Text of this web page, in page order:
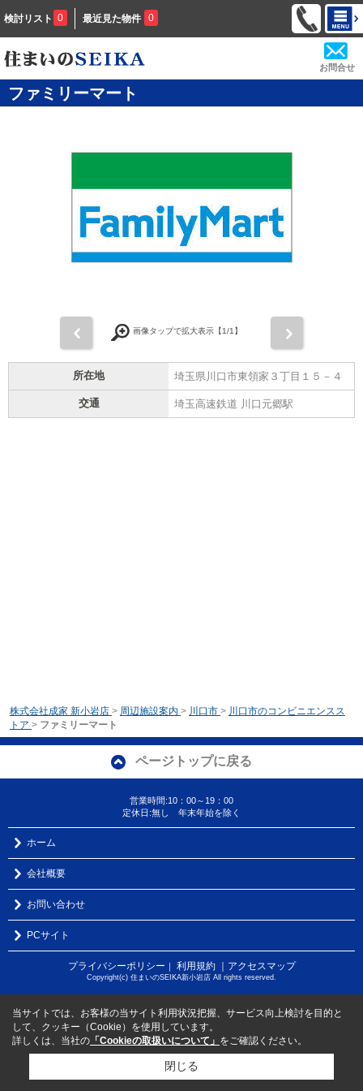
検討リスト 0 最近見た物件 0
お問合せ
ファミリーマート
画像タップで拡大表示【1/1】
所在地 埼玉県川口市東領家３丁目１５－４
交通 埼玉高速鉄道 川口元郷駅
株式会社成家 新小岩店 > 周辺施設案内 > 川口市 > 川口市のコンビニエンスス
トア > ファミリーマート
ページトップに戻る
営業時間:10：00～19：00
定休日:無し 年末年始を除く
ホーム
会社概要
お問い合わせ
PCサイト
プライバシーポリシー ｜ 利用規約 ｜アクセスマップ
Copyright(c) 住まいのSEIKA新小岩店 All rights reserved.
当サイトでは、お客様の当サイト利用状況把握、サービス向上検討を目的と
して、クッキー（Cookie）を使用しています。
詳しくは、当社の 「Cookieの取扱いについて」 をご確認ください。
閉じる